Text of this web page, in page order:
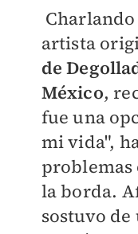
artista
de
México, r
fue una
mi vida",
la borda.
sostuvo